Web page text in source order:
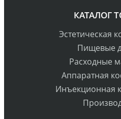
КАТАЛОГ
Эстетическая
Пищевые
Расходные
Аппаратная
Инъекционная